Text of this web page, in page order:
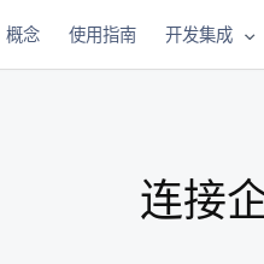
概念 使用指南 开发集成
连接